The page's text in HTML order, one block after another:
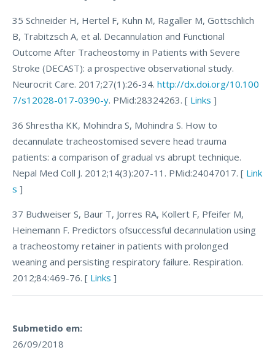
35 Schneider H, Hertel F, Kuhn M, Ragaller M, Gottschlich
B, Trabitzsch A, et al. Decannulation and Functional
Outcome After Tracheostomy in Patients with Severe
Stroke (DECAST): a prospective observational study.
Neurocrit Care. 2017;27(1):26-34. http://dx.doi.org/10.100
7/s12028-017-0390-y. PMid:28324263. [ Links ]
36 Shrestha KK, Mohindra S, Mohindra S. How to
decannulate tracheostomised severe head trauma
patients: a comparison of gradual vs abrupt technique.
Nepal Med Coll J. 2012;14(3):207-11. PMid:24047017. [ Link
s ]
37 Budweiser S, Baur T, Jorres RA, Kollert F, Pfeifer M,
Heinemann F. Predictors ofsuccessful decannulation using
a tracheostomy retainer in patients with prolonged
weaning and persisting respiratory failure. Respiration.
2012;84:469-76. [ Links ]
Submetido em:
26/09/2018